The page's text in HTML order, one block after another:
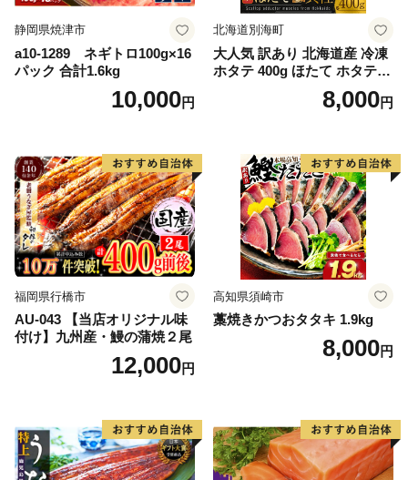
静岡県焼津市
a10-1289 ネギトロ100g×16
パック 合計1.6kg
10,000円
北海道別海町
大人気 訳あり 北海道産 冷凍
ホタテ 400g ほたて ホタテ
8,000円
福岡県行橋市
AU-043 【当店オリジナル味
付け】九州産・鰻の蒲焼２尾
12,000円
高知県須崎市
藁焼きかつおタタキ 1.9kg
8,000円